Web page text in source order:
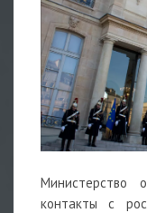
Министерство
контакты с